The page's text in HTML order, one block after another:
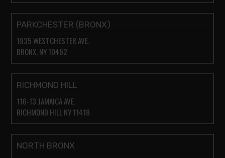
PARKCHESTER (BRONX)
1935 WESTCHESTER AVE.
BRONX, NY 10462
RICHMOND HILL
116-13 JAMAICA AVE.
RICHMOND HILL NY 11418
NORTH BRONX